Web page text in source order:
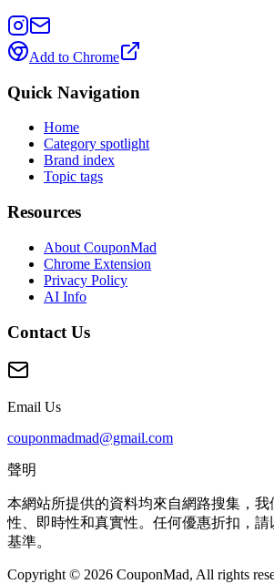
Add to Chrome
Quick Navigation
Home
Category spotlight
Brand index
Topic tags
Resources
About CouponMad
Chrome Extension
Privacy Policy
AI Info
Contact Us
Email Us
couponmadmad@gmail.com
聲明
本網站所提供的資料均來自網路搜集，
性、即時性和真實性。任何優惠折扣，
基準。
Copyright © 2026 CouponMad, All rights